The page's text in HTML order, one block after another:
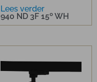
940 ND 3F 15º WH
Lees verder